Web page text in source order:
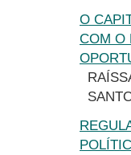
O
COM O